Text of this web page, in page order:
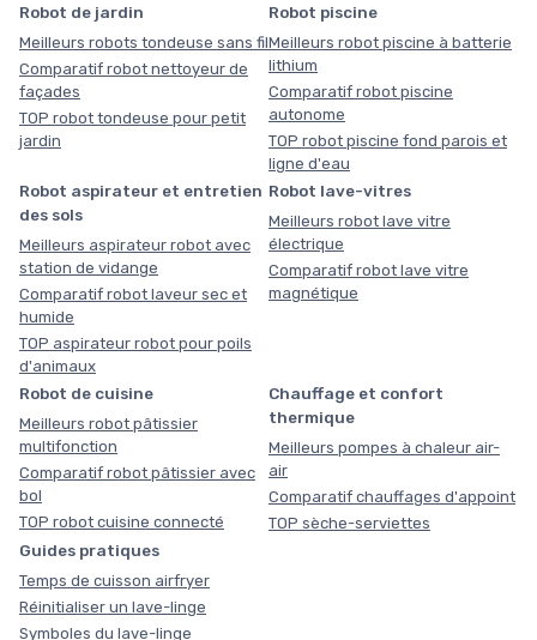
Robot de jardin
Meilleurs robots tondeuse sans fil
Comparatif robot nettoyeur de
façades
TOP robot tondeuse pour petit
jardin
Robot piscine
Meilleurs robot piscine à batterie
lithium
Comparatif robot piscine
autonome
TOP robot piscine fond parois et
ligne d'eau
Robot aspirateur et entretien
des sols
Meilleurs aspirateur robot avec
station de vidange
Comparatif robot laveur sec et
humide
TOP aspirateur robot pour poils
d'animaux
Robot lave-vitres
Meilleurs robot lave vitre
électrique
Comparatif robot lave vitre
magnétique
Robot de cuisine
Meilleurs robot pâtissier
multifonction
Comparatif robot pâtissier avec
bol
TOP robot cuisine connecté
Chauffage et confort
thermique
Meilleurs pompes à chaleur air-
air
Comparatif chauffages d'appoint
TOP sèche-serviettes
Guides pratiques
Temps de cuisson airfryer
Réinitialiser un lave-linge
Symboles du lave-linge